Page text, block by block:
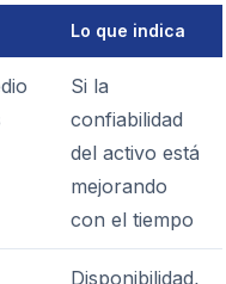
Lo que indica
Si la
confiabilidad
del activo está
mejorando
con el tiempo
Disponibilidad,